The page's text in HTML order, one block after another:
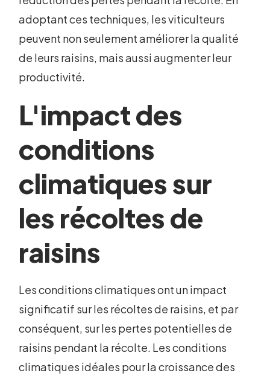
adoptant ces techniques, les viticulteurs
peuvent non seulement améliorer la qualité
de leurs raisins, mais aussi augmenter leur
productivité.
L'impact des
conditions
climatiques sur
les récoltes de
raisins
Les conditions climatiques ont un impact
significatif sur les récoltes de raisins, et par
conséquent, sur les pertes potentielles de
raisins pendant la récolte. Les conditions
climatiques idéales pour la croissance des